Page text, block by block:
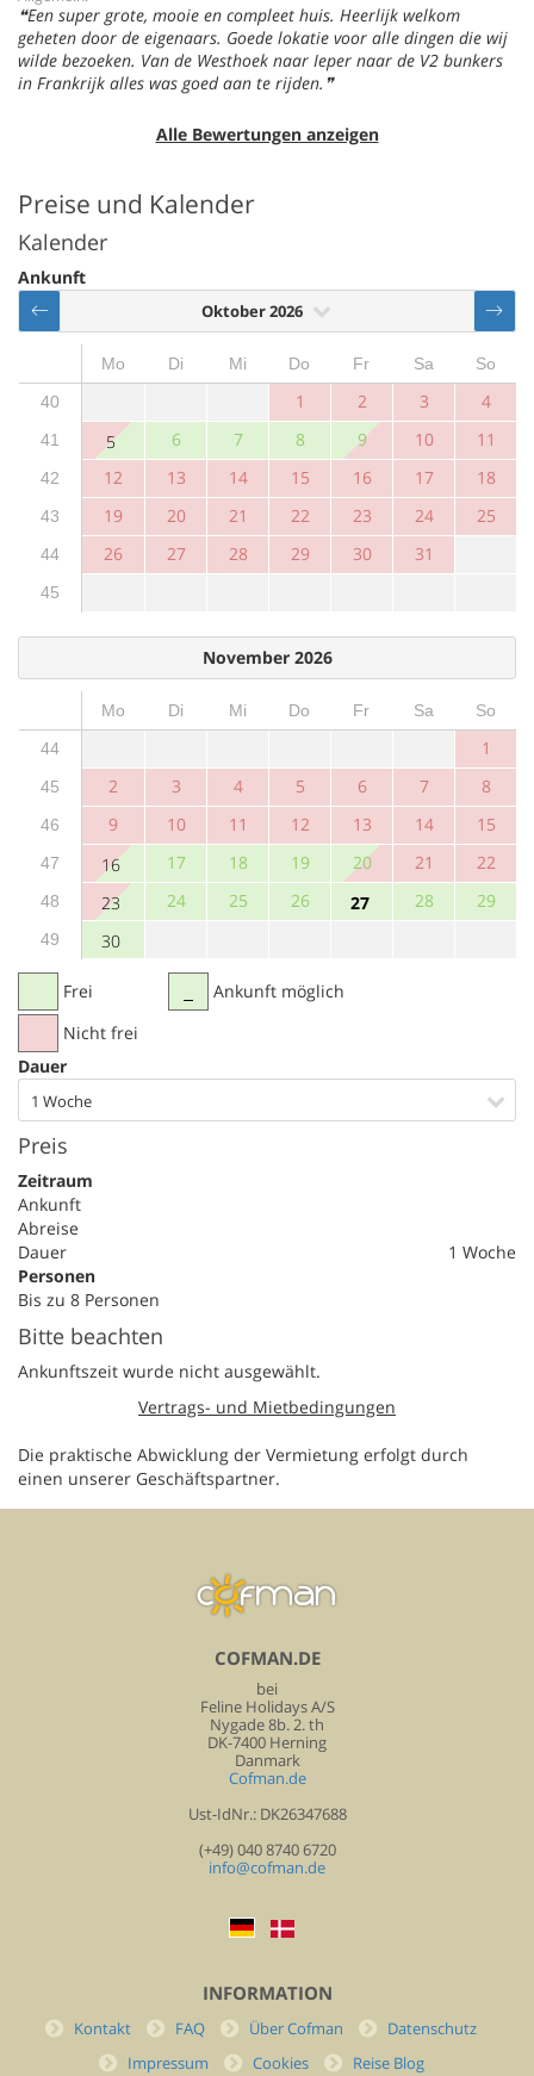
Een super grote, mooie en compleet huis. Heerlijk welkom
geheten door de eigenaars. Goede lokatie voor alle dingen die wij
wilde bezoeken. Van de Westhoek naar Ieper naar de V2 bunkers
in Frankrijk alles was goed aan te rijden.
Alle Bewertungen anzeigen
Preise und Kalender
Kalender
Ankunft
Oktober 2026
Mo Di Mi Do Fr Sa
So
40
1 2 3 4
41 5 6 7 8 9 10 11
42 12 13 14 15 16 17 18
43 19 20 21 22 23 24 25
44 26 27 28 29 30 31
45
November 2026
Mo Di Mi Do Fr Sa
So
44
1
45 2 3 4 5 6 7 8
46 9 10 11 12 13 14 15
47 16 17 18 19 20 21 22
48 23 24 25 26 27 28 29
49 30
Frei
Nicht frei
Ankunft möglich
Dauer
1 Woche
Preis
Zeitraum
Ankunft
Abreise
Dauer
1 Woche
Personen
Bis zu 8 Personen
Bitte beachten
Ankunftszeit wurde nicht ausgewählt.
Vertrags- und Mietbedingungen
Die praktische Abwicklung der Vermietung erfolgt durch
einen unserer Geschäftspartner.
COFMAN.DE
bei
Feline Holidays A/S
Nygade 8b. 2. th
DK-7400 Herning
Danmark
Cofman.de
Ust-IdNr.: DK26347688
(+49) 040 8740 6720
info@cofman.de
INFORMATION
Kontakt FAQ Über Cofman
Datenschutz
Impressum
Cookies Reise Blog